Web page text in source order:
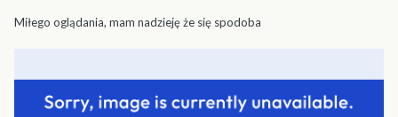
Miłego oglądania, mam nadzieję że się spodoba